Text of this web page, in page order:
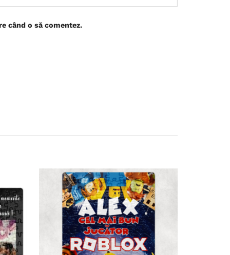
când o să comentez.
în
Adaugă
wishlist